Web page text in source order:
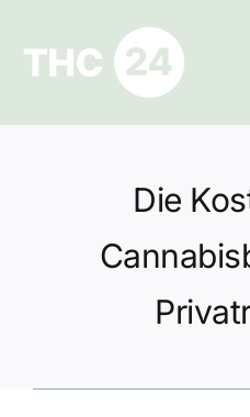
springen
Ratgeber
Hilfe und Kontakt
Datenschutz
Die